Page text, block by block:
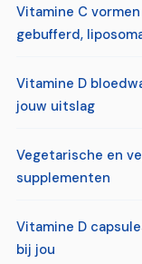
Vitamine C
gebufferd,
Vitamine D
jouw uitslag
Vegetarische en
supplementen
Vitamine D
bij jou